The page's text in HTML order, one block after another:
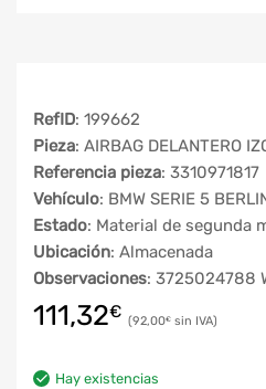
RefID: 199662
Pieza: AIRBAG DELANTERO
Referencia pieza: 3310971817
Vehículo: BMW SERIE 5
Estado: Material de segunda
Ubicación: Almacenada
Observaciones: 3725024788
111,32€ 92,00€
Hay existencias